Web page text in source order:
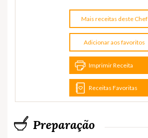
Mais receitas deste Chef
Adicionar aos favoritos
Imprimir Receita
Receitas Favoritas
Preparação